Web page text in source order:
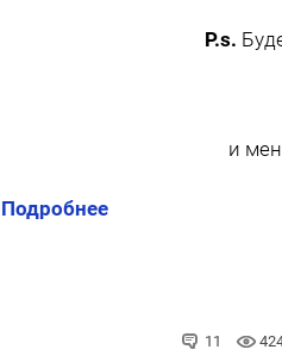
P.s.
и
Подробнее
11